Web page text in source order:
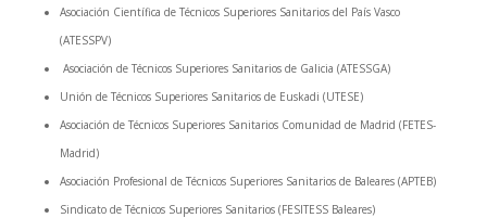
Asociación Científica de Técnicos Superiores Sanitarios del País Vasco
(ATESSPV)
Asociación de Técnicos Superiores Sanitarios de Galicia (ATESSGA)
Unión de Técnicos Superiores Sanitarios de Euskadi (UTESE)
Asociación de Técnicos Superiores Sanitarios Comunidad de Madrid (FETES-
Madrid)
Asociación Profesional de Técnicos Superiores Sanitarios de Baleares (APTEB)
Sindicato de Técnicos Superiores Sanitarios (FESITESS Baleares)